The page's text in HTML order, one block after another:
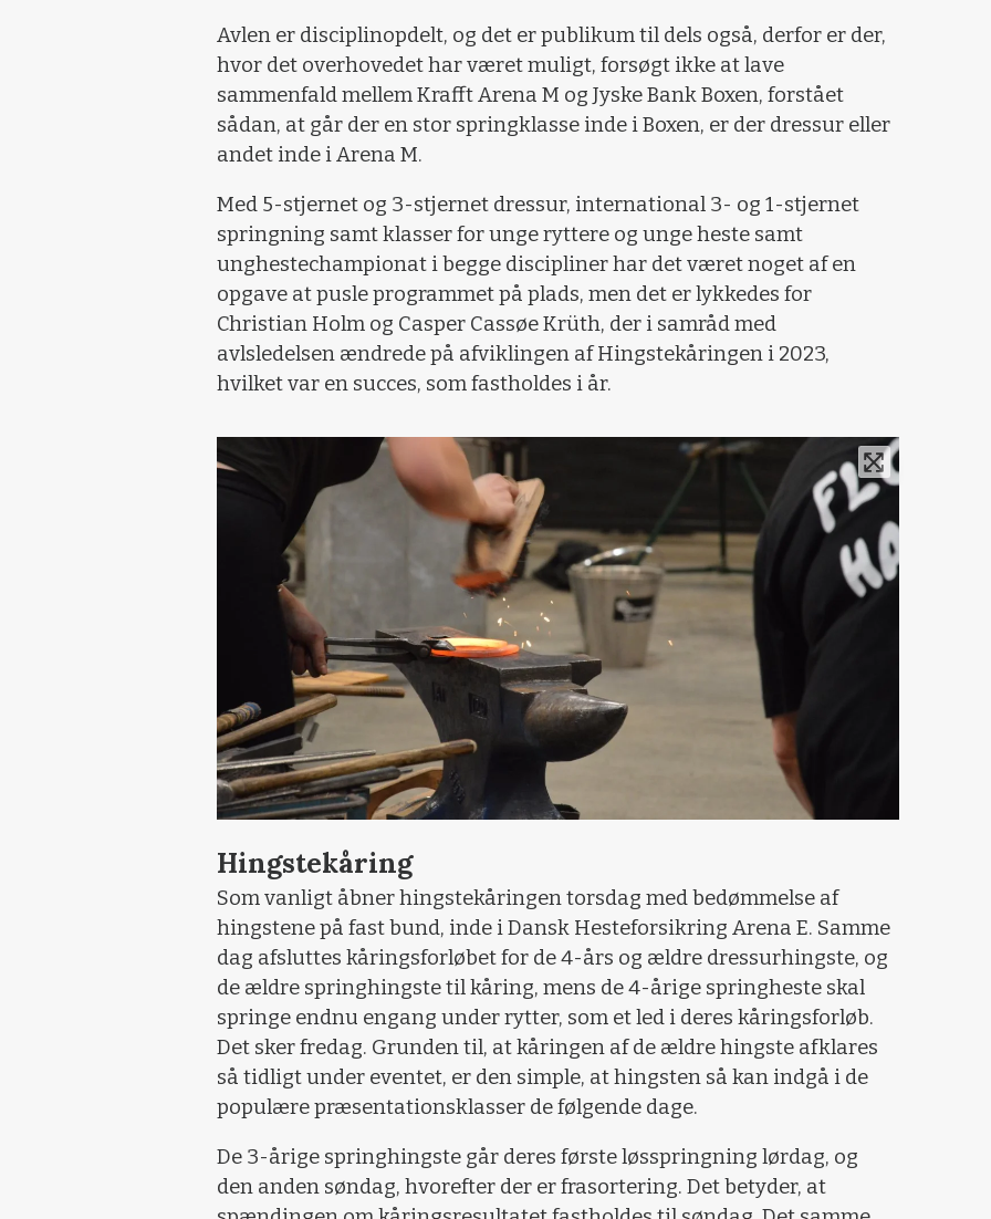
Avlen er disciplinopdelt, og det er publikum til dels også, derfor er der,
hvor det overhovedet har været muligt, forsøgt ikke at lave
sammenfald mellem Krafft Arena M og Jyske Bank Boxen, forstået
sådan, at går der en stor springklasse inde i Boxen, er der dressur eller
andet inde i Arena M.
Med 5-stjernet og 3-stjernet dressur, international 3- og 1-stjernet
springning samt klasser for unge ryttere og unge heste samt
unghestechampionat i begge discipliner har det været noget af en
opgave at pusle programmet på plads, men det er lykkedes for
Christian Holm og Casper Cassøe Krüth, der i samråd med
avlsledelsen ændrede på afviklingen af Hingstekåringen i 2023,
hvilket var en succes, som fastholdes i år.
Hingstekåring
Som vanligt åbner hingstekåringen torsdag med bedømmelse af
hingstene på fast bund, inde i Dansk Hesteforsikring Arena E. Samme
dag afsluttes kåringsforløbet for de 4-års og ældre dressurhingste, og
de ældre springhingste til kåring, mens de 4-årige springheste skal
springe endnu engang under rytter, som et led i deres kåringsforløb.
Det sker fredag. Grunden til, at kåringen af de ældre hingste afklares
så tidligt under eventet, er den simple, at hingsten så kan indgå i de
populære præsentationsklasser de følgende dage.
De 3-årige springhingste går deres første løsspringning lørdag, og
den anden søndag, hvorefter der er frasortering. Det betyder, at